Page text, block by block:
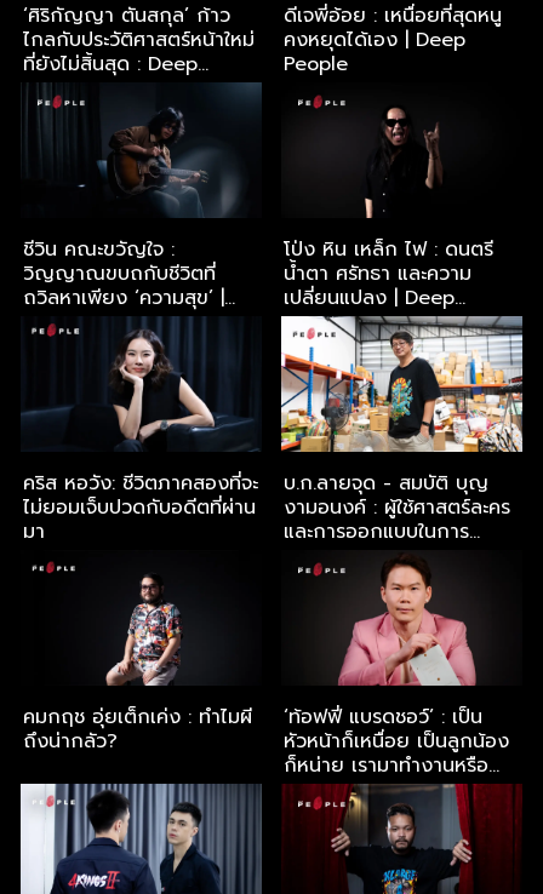
‘ศิริกัญญา ตันสกุล’ ก้าว
ไกลกับประวัติศาสตร์หน้าใหม่
ที่ยังไม่สิ้นสุด : Deep
People
ดีเจพี่อ้อย : เหนื่อยที่สุดหนู
คงหยุดได้เอง | Deep
People
ชีวิน คณะขวัญใจ :
วิญญาณขบถกับชีวิตที่
ถวิลหาเพียง ‘ความสุข’ |
Deep People
โป่ง หิน เหล็ก ไฟ : ดนตรี
น้ำตา ศรัทธา และความ
เปลี่ยนแปลง | Deep
People
คริส หอวัง: ชีวิตภาคสองที่จะ
ไม่ยอมเจ็บปวดกับอดีตที่ผ่าน
มา
บ.ก.ลายจุด - สมบัติ บุญ
งามอนงค์ : ผู้ใช้ศาสตร์ละคร
และการออกแบบในการ
ทำงานร่วมกับคนรุ่นใหม่
คมกฤช อุ่ยเต็กเค่ง : ทำไมผี
ถึงน่ากลัว?
‘ท้อฟฟี่ แบรดชอว์’ : เป็น
หัวหน้าก็เหนื่อย เป็นลูกน้อง
ก็หน่าย เรามาทำงานหรือทำ
สงคราม?